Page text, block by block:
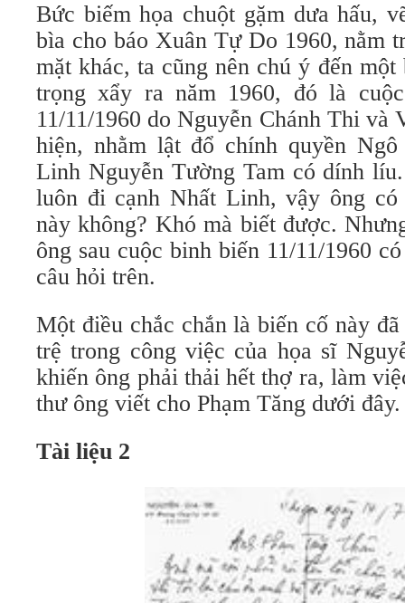
Bức biếm họa chuột gặm dưa hấu,
bìa cho báo Xuân Tự Do 1960, nằm
mặt khác, ta cũng nên chú ý đến
trọng xẩy ra năm 1960, đó là
11/11/1960 do Nguyễn Chánh Thi
hiện, nhằm lật đổ chính quyền
Linh Nguyễn Tường Tam có dính
luôn đi cạnh Nhất Linh, vậy ông
này không? Khó mà biết được.
ông sau cuộc binh biến 11/11/1960
câu hỏi trên.
Một điều chắc chắn là biến cố này
trệ trong công việc của họa sĩ
khiến ông phải thải hết thợ ra, làm
thư ông viết cho Phạm Tăng dưới đây.
Tài liệu 2